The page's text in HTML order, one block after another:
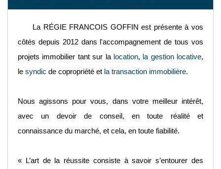
La RÉGIE FRANCOIS GOFFIN est présente à vos
côtés depuis 2012 dans l'accompagnement de tous vos
projets immobilier tant sur la location, la gestion locative,
le syndic de copropriété et la transaction immobilière.
Nous agissons pour vous, dans votre meilleur intérêt,
avec un devoir de conseil, en toute réalité et
connaissance du marché, et cela, en toute fiabilité.
« L’art de la réussite consiste à savoir s’entourer des